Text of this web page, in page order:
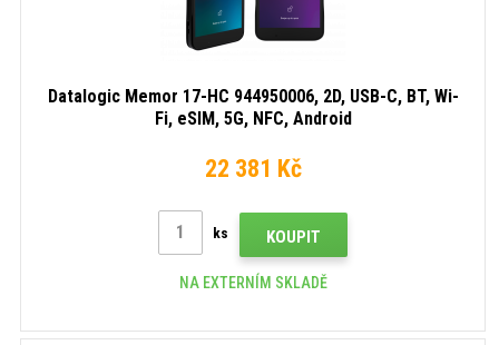
Datalogic Memor 17-HC 944950006, 2D, USB-C, BT, Wi-
Fi, eSIM, 5G, NFC, Android
22 381 Kč
ks KOUPIT
NA EXTERNÍM SKLADĚ